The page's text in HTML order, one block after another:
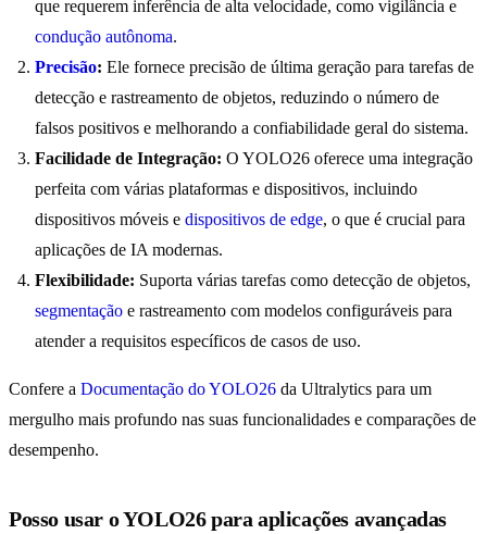
que requerem inferência de alta velocidade, como vigilância e
condução autônoma.
Precisão: Ele fornece precisão de última geração para tarefas de
detecção e rastreamento de objetos, reduzindo o número de
falsos positivos e melhorando a confiabilidade geral do sistema.
Facilidade de Integração: O YOLO26 oferece uma integração
perfeita com várias plataformas e dispositivos, incluindo
dispositivos móveis e dispositivos de edge, o que é crucial para
aplicações de IA modernas.
Flexibilidade: Suporta várias tarefas como detecção de objetos,
segmentação e rastreamento com modelos configuráveis para
atender a requisitos específicos de casos de uso.
Confere a Documentação do YOLO26 da Ultralytics para um
mergulho mais profundo nas suas funcionalidades e comparações de
desempenho.
Posso usar o YOLO26 para aplicações avançadas